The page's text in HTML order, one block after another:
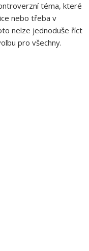
téma, které
nebo třeba v
nelze jednoduše říct
pro všechny.